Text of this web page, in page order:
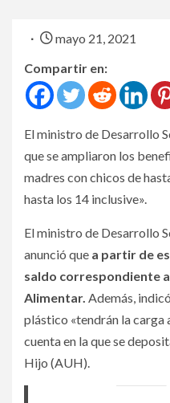
mayo 21, 2021
Compartir en:
El ministro de Desarrollo
que se ampliaron los
madres con chicos de
hasta los 14 inclusive».
El ministro de Desarrollo
anunció que a partir de
saldo correspondiente
Alimentar. Además,
plástico «tendrán la carga
cuenta en la que se
Hijo (AUH).